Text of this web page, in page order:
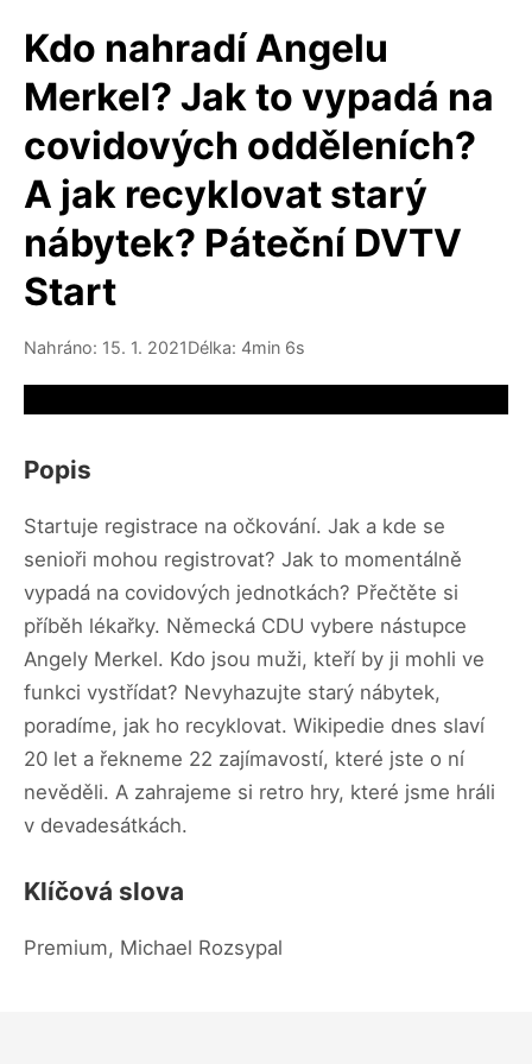
Kdo nahradí Angelu
Merkel? Jak to vypadá na
covidových odděleních?
A jak recyklovat starý
nábytek? Páteční DVTV
Start
Nahráno: 15. 1. 2021Délka: 4min 6s
Popis
Startuje registrace na očkování. Jak a kde se
senioři mohou registrovat? Jak to momentálně
vypadá na covidových jednotkách? Přečtěte si
příběh lékařky. Německá CDU vybere nástupce
Angely Merkel. Kdo jsou muži, kteří by ji mohli ve
funkci vystřídat? Nevyhazujte starý nábytek,
poradíme, jak ho recyklovat. Wikipedie dnes slaví
20 let a řekneme 22 zajímavostí, které jste o ní
nevěděli. A zahrajeme si retro hry, které jsme hráli
v devadesátkách.
Klíčová slova
Premium, Michael Rozsypal